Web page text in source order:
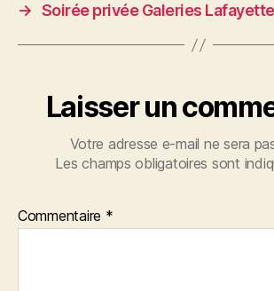
→ Soirée privée Galeries
Laisser un
Votre adresse e-mail ne sera
Les champs obligatoires sont
Commentaire *